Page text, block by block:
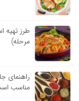
مرحله)
راهنمای
مناسب